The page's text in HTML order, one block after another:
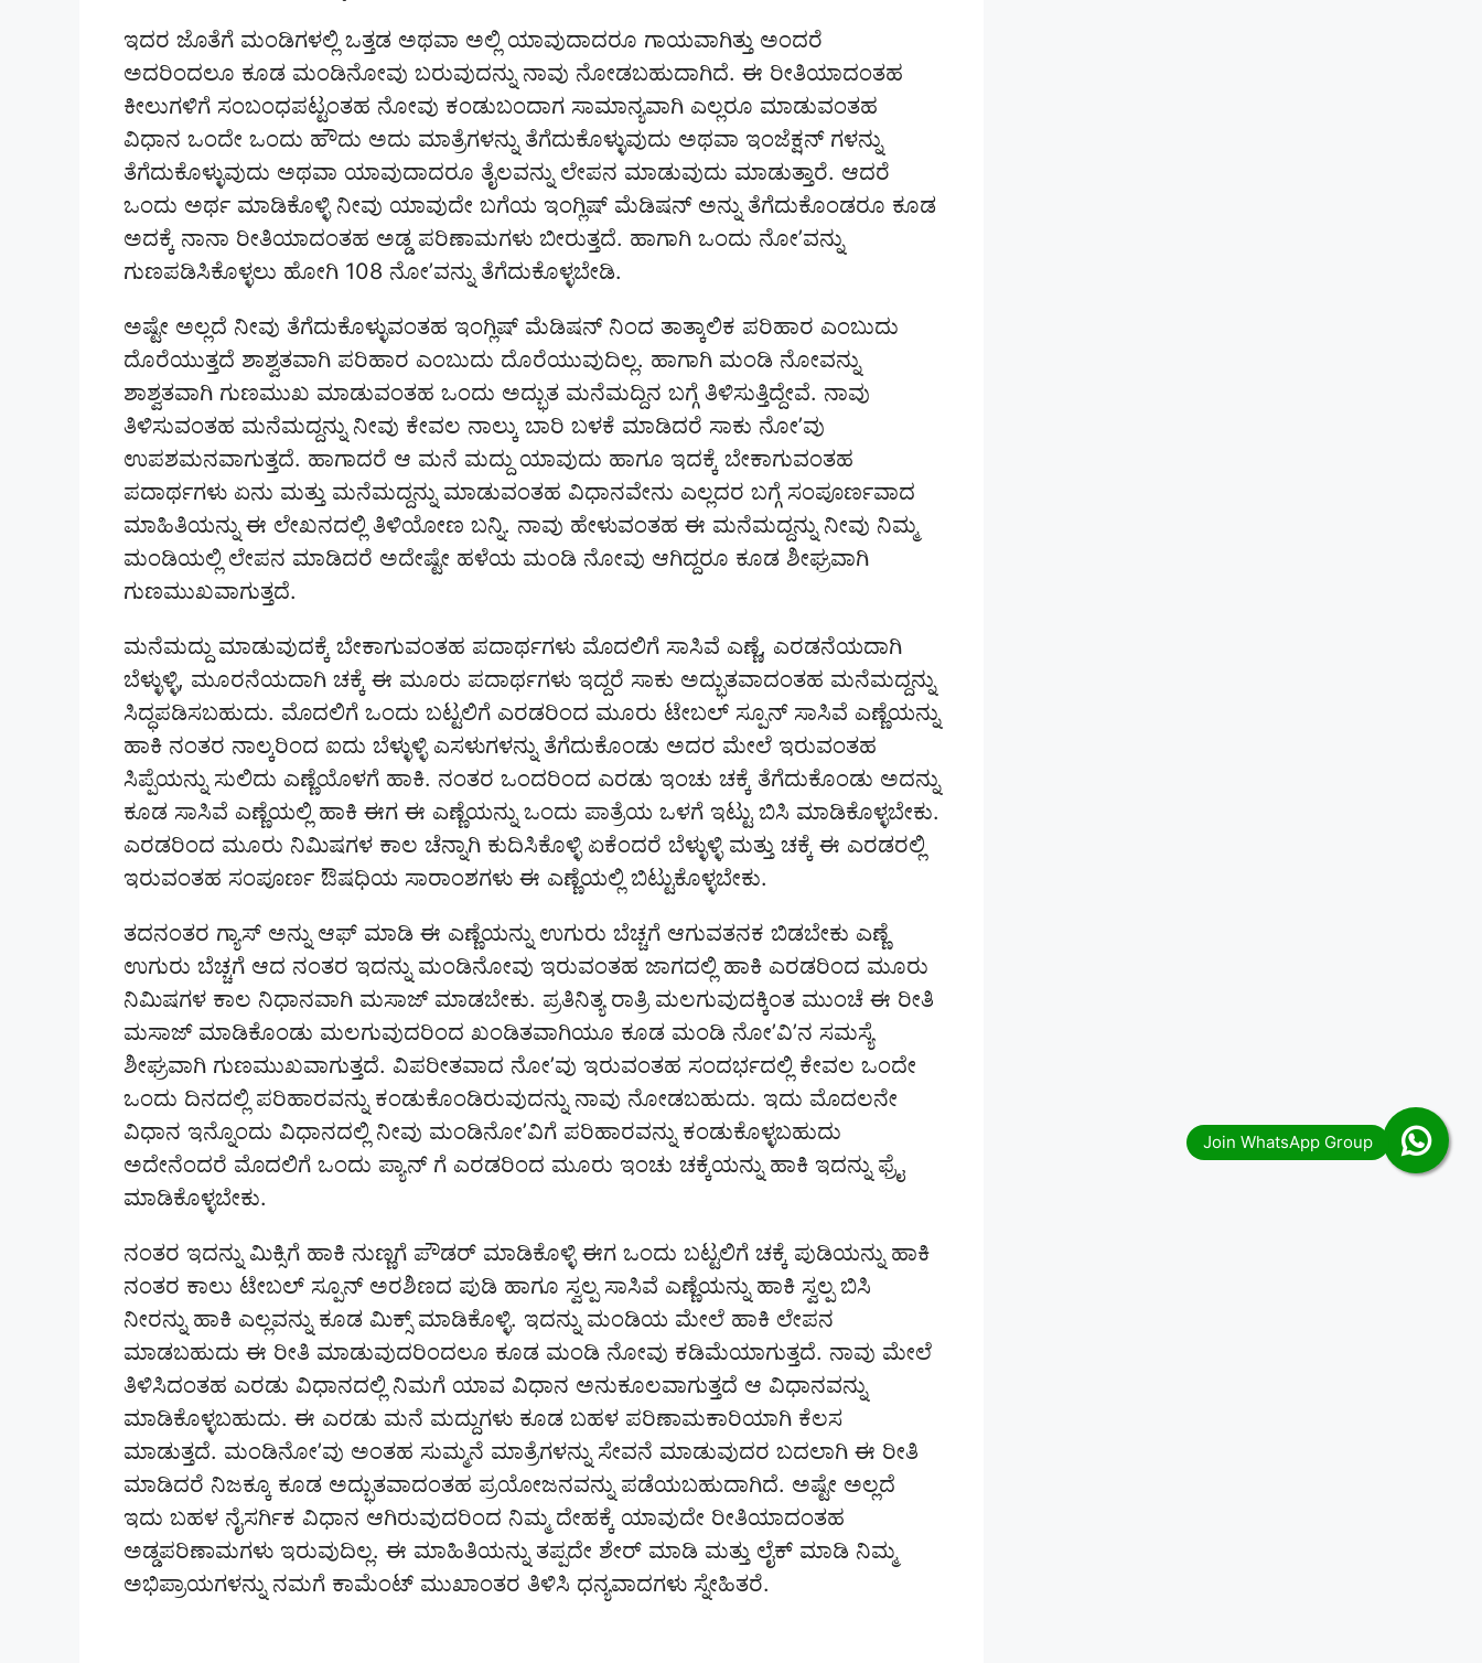
ಇದರ ಜೊತೆಗೆ ಮಂಡಿಗಳಲ್ಲಿ ಒತ್ತಡ ಅಥವಾ ಅಲ್ಲಿ ಯಾವುದಾದರೂ ಗಾಯವಾಗಿತ್ತು ಅಂದರೆ
ಅದರಿಂದಲೂ ಕೂಡ ಮಂಡಿನೋವು ಬರುವುದನ್ನು ನಾವು ನೋಡಬಹುದಾಗಿದೆ. ಈ ರೀತಿಯಾದಂತಹ
ಕೀಲುಗಳಿಗೆ ಸಂಬಂಧಪಟ್ಟಂತಹ ನೋವು ಕಂಡುಬಂದಾಗ ಸಾಮಾನ್ಯವಾಗಿ ಎಲ್ಲರೂ ಮಾಡುವಂತಹ
ವಿಧಾನ ಒಂದೇ ಒಂದು ಹೌದು ಅದು ಮಾತ್ರೆಗಳನ್ನು ತೆಗೆದುಕೊಳ್ಳುವುದು ಅಥವಾ ಇಂಜೆಕ್ಷನ್ ಗಳನ್ನು
ತೆಗೆದುಕೊಳ್ಳುವುದು ಅಥವಾ ಯಾವುದಾದರೂ ತೈಲವನ್ನು ಲೇಪನ ಮಾಡುವುದು ಮಾಡುತ್ತಾರೆ. ಆದರೆ
ಒಂದು ಅರ್ಥ ಮಾಡಿಕೊಳ್ಳಿ ನೀವು ಯಾವುದೇ ಬಗೆಯ ಇಂಗ್ಲಿಷ್ ಮೆಡಿಷನ್ ಅನ್ನು ತೆಗೆದುಕೊಂಡರೂ ಕೂಡ
ಅದಕ್ಕೆ ನಾನಾ ರೀತಿಯಾದಂತಹ ಅಡ್ಡ ಪರಿಣಾಮಗಳು ಬೀರುತ್ತದೆ. ಹಾಗಾಗಿ ಒಂದು ನೋ’ವನ್ನು
ಗುಣಪಡಿಸಿಕೊಳ್ಳಲು ಹೋಗಿ 108 ನೋ’ವನ್ನು ತೆಗೆದುಕೊಳ್ಳಬೇಡಿ.
ಅಷ್ಟೇ ಅಲ್ಲದೆ ನೀವು ತೆಗೆದುಕೊಳ್ಳುವಂತಹ ಇಂಗ್ಲಿಷ್ ಮೆಡಿಷನ್ ನಿಂದ ತಾತ್ಕಾಲಿಕ ಪರಿಹಾರ ಎಂಬುದು
ದೊರೆಯುತ್ತದೆ ಶಾಶ್ವತವಾಗಿ ಪರಿಹಾರ ಎಂಬುದು ದೊರೆಯುವುದಿಲ್ಲ. ಹಾಗಾಗಿ ಮಂಡಿ ನೋವನ್ನು
ಶಾಶ್ವತವಾಗಿ ಗುಣಮುಖ ಮಾಡುವಂತಹ ಒಂದು ಅದ್ಭುತ ಮನೆಮದ್ದಿನ ಬಗ್ಗೆ ತಿಳಿಸುತ್ತಿದ್ದೇವೆ. ನಾವು
ತಿಳಿಸುವಂತಹ ಮನೆಮದ್ದನ್ನು ನೀವು ಕೇವಲ ನಾಲ್ಕು ಬಾರಿ ಬಳಕೆ ಮಾಡಿದರೆ ಸಾಕು ನೋ’ವು
ಉಪಶಮನವಾಗುತ್ತದೆ. ಹಾಗಾದರೆ ಆ ಮನೆ ಮದ್ದು ಯಾವುದು ಹಾಗೂ ಇದಕ್ಕೆ ಬೇಕಾಗುವಂತಹ
ಪದಾರ್ಥಗಳು ಏನು ಮತ್ತು ಮನೆಮದ್ದನ್ನು ಮಾಡುವಂತಹ ವಿಧಾನವೇನು ಎಲ್ಲದರ ಬಗ್ಗೆ ಸಂಪೂರ್ಣವಾದ
ಮಾಹಿತಿಯನ್ನು ಈ ಲೇಖನದಲ್ಲಿ ತಿಳಿಯೋಣ ಬನ್ನಿ. ನಾವು ಹೇಳುವಂತಹ ಈ ಮನೆಮದ್ದನ್ನು ನೀವು ನಿಮ್ಮ
ಮಂಡಿಯಲ್ಲಿ ಲೇಪನ ಮಾಡಿದರೆ ಅದೇಷ್ಟೇ ಹಳೆಯ ಮಂಡಿ ನೋವು ಆಗಿದ್ದರೂ ಕೂಡ ಶೀಘ್ರವಾಗಿ
ಗುಣಮುಖವಾಗುತ್ತದೆ.
ಮನೆಮದ್ದು ಮಾಡುವುದಕ್ಕೆ ಬೇಕಾಗುವಂತಹ ಪದಾರ್ಥಗಳು ಮೊದಲಿಗೆ ಸಾಸಿವೆ ಎಣ್ಣೆ, ಎರಡನೆಯದಾಗಿ
ಬೆಳ್ಳುಳ್ಳಿ, ಮೂರನೆಯದಾಗಿ ಚಕ್ಕೆ ಈ ಮೂರು ಪದಾರ್ಥಗಳು ಇದ್ದರೆ ಸಾಕು ಅದ್ಭುತವಾದಂತಹ ಮನೆಮದ್ದನ್ನು
ಸಿದ್ಧಪಡಿಸಬಹುದು. ಮೊದಲಿಗೆ ಒಂದು ಬಟ್ಟಲಿಗೆ ಎರಡರಿಂದ ಮೂರು ಟೇಬಲ್ ಸ್ಪೂನ್ ಸಾಸಿವೆ ಎಣ್ಣೆಯನ್ನು
ಹಾಕಿ ನಂತರ ನಾಲ್ಕರಿಂದ ಐದು ಬೆಳ್ಳುಳ್ಳಿ ಎಸಳುಗಳನ್ನು ತೆಗೆದುಕೊಂಡು ಅದರ ಮೇಲೆ ಇರುವಂತಹ
ಸಿಪ್ಪೆಯನ್ನು ಸುಲಿದು ಎಣ್ಣೆಯೊಳಗೆ ಹಾಕಿ. ನಂತರ ಒಂದರಿಂದ ಎರಡು ಇಂಚು ಚಕ್ಕೆ ತೆಗೆದುಕೊಂಡು ಅದನ್ನು
ಕೂಡ ಸಾಸಿವೆ ಎಣ್ಣೆಯಲ್ಲಿ ಹಾಕಿ ಈಗ ಈ ಎಣ್ಣೆಯನ್ನು ಒಂದು ಪಾತ್ರೆಯ ಒಳಗೆ ಇಟ್ಟು ಬಿಸಿ ಮಾಡಿಕೊಳ್ಳಬೇಕು.
ಎರಡರಿಂದ ಮೂರು ನಿಮಿಷಗಳ ಕಾಲ ಚೆನ್ನಾಗಿ ಕುದಿಸಿಕೊಳ್ಳಿ ಏಕೆಂದರೆ ಬೆಳ್ಳುಳ್ಳಿ ಮತ್ತು ಚಕ್ಕೆ ಈ ಎರಡರಲ್ಲಿ
ಇರುವಂತಹ ಸಂಪೂರ್ಣ ಔಷಧಿಯ ಸಾರಾಂಶಗಳು ಈ ಎಣ್ಣೆಯಲ್ಲಿ ಬಿಟ್ಟುಕೊಳ್ಳಬೇಕು.
ತದನಂತರ ಗ್ಯಾಸ್ ಅನ್ನು ಆಫ್ ಮಾಡಿ ಈ ಎಣ್ಣೆಯನ್ನು ಉಗುರು ಬೆಚ್ಚಗೆ ಆಗುವತನಕ ಬಿಡಬೇಕು ಎಣ್ಣೆ
ಉಗುರು ಬೆಚ್ಚಗೆ ಆದ ನಂತರ ಇದನ್ನು ಮಂಡಿನೋವು ಇರುವಂತಹ ಜಾಗದಲ್ಲಿ ಹಾಕಿ ಎರಡರಿಂದ ಮೂರು
ನಿಮಿಷಗಳ ಕಾಲ ನಿಧಾನವಾಗಿ ಮಸಾಜ್ ಮಾಡಬೇಕು. ಪ್ರತಿನಿತ್ಯ ರಾತ್ರಿ ಮಲಗುವುದಕ್ಕಿಂತ ಮುಂಚೆ ಈ ರೀತಿ
ಮಸಾಜ್ ಮಾಡಿಕೊಂಡು ಮಲಗುವುದರಿಂದ ಖಂಡಿತವಾಗಿಯೂ ಕೂಡ ಮಂಡಿ ನೋ’ವಿ’ನ ಸಮಸ್ಯೆ
ಶೀಘ್ರವಾಗಿ ಗುಣಮುಖವಾಗುತ್ತದೆ. ವಿಪರೀತವಾದ ನೋ’ವು ಇರುವಂತಹ ಸಂದರ್ಭದಲ್ಲಿ ಕೇವಲ ಒಂದೇ
ಒಂದು ದಿನದಲ್ಲಿ ಪರಿಹಾರವನ್ನು ಕಂಡುಕೊಂಡಿರುವುದನ್ನು ನಾವು ನೋಡಬಹುದು. ಇದು ಮೊದಲನೇ
ವಿಧಾನ ಇನ್ನೊಂದು ವಿಧಾನದಲ್ಲಿ ನೀವು ಮಂಡಿನೋ’ವಿಗೆ ಪರಿಹಾರವನ್ನು ಕಂಡುಕೊಳ್ಳಬಹುದು
ಅದೇನೆಂದರೆ ಮೊದಲಿಗೆ ಒಂದು ಪ್ಯಾನ್ ಗೆ ಎರಡರಿಂದ ಮೂರು ಇಂಚು ಚಕ್ಕೆಯನ್ನು ಹಾಕಿ ಇದನ್ನು ಫ್ರೈ
ಮಾಡಿಕೊಳ್ಳಬೇಕು.
ನಂತರ ಇದನ್ನು ಮಿಕ್ಸಿಗೆ ಹಾಕಿ ನುಣ್ಣಗೆ ಪೌಡರ್ ಮಾಡಿಕೊಳ್ಳಿ ಈಗ ಒಂದು ಬಟ್ಟಲಿಗೆ ಚಕ್ಕೆ ಪುಡಿಯನ್ನು ಹಾಕಿ
ನಂತರ ಕಾಲು ಟೇಬಲ್ ಸ್ಪೂನ್ ಅರಶಿಣದ ಪುಡಿ ಹಾಗೂ ಸ್ವಲ್ಪ ಸಾಸಿವೆ ಎಣ್ಣೆಯನ್ನು ಹಾಕಿ ಸ್ವಲ್ಪ ಬಿಸಿ
ನೀರನ್ನು ಹಾಕಿ ಎಲ್ಲವನ್ನು ಕೂಡ ಮಿಕ್ಸ್ ಮಾಡಿಕೊಳ್ಳಿ. ಇದನ್ನು ಮಂಡಿಯ ಮೇಲೆ ಹಾಕಿ ಲೇಪನ
ಮಾಡಬಹುದು ಈ ರೀತಿ ಮಾಡುವುದರಿಂದಲೂ ಕೂಡ ಮಂಡಿ ನೋವು ಕಡಿಮೆಯಾಗುತ್ತದೆ. ನಾವು ಮೇಲೆ
ತಿಳಿಸಿದಂತಹ ಎರಡು ವಿಧಾನದಲ್ಲಿ ನಿಮಗೆ ಯಾವ ವಿಧಾನ ಅನುಕೂಲವಾಗುತ್ತದೆ ಆ ವಿಧಾನವನ್ನು
ಮಾಡಿಕೊಳ್ಳಬಹುದು. ಈ ಎರಡು ಮನೆ ಮದ್ದುಗಳು ಕೂಡ ಬಹಳ ಪರಿಣಾಮಕಾರಿಯಾಗಿ ಕೆಲಸ
ಮಾಡುತ್ತದೆ. ಮಂಡಿನೋ’ವು ಅಂತಹ ಸುಮ್ಮನೆ ಮಾತ್ರೆಗಳನ್ನು ಸೇವನೆ ಮಾಡುವುದರ ಬದಲಾಗಿ ಈ ರೀತಿ
ಮಾಡಿದರೆ ನಿಜಕ್ಕೂ ಕೂಡ ಅದ್ಭುತವಾದಂತಹ ಪ್ರಯೋಜನವನ್ನು ಪಡೆಯಬಹುದಾಗಿದೆ. ಅಷ್ಟೇ ಅಲ್ಲದೆ
ಇದು ಬಹಳ ನೈಸರ್ಗಿಕ ವಿಧಾನ ಆಗಿರುವುದರಿಂದ ನಿಮ್ಮ ದೇಹಕ್ಕೆ ಯಾವುದೇ ರೀತಿಯಾದಂತಹ
ಅಡ್ಡಪರಿಣಾಮಗಳು ಇರುವುದಿಲ್ಲ. ಈ ಮಾಹಿತಿಯನ್ನು ತಪ್ಪದೇ ಶೇರ್ ಮಾಡಿ ಮತ್ತು ಲೈಕ್ ಮಾಡಿ ನಿಮ್ಮ
ಅಭಿಪ್ರಾಯಗಳನ್ನು ನಮಗೆ ಕಾಮೆಂಟ್ ಮುಖಾಂತರ ತಿಳಿಸಿ ಧನ್ಯವಾದಗಳು ಸ್ನೇಹಿತರೆ.